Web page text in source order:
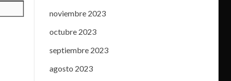
noviembre 2023
octubre 2023
septiembre 2023
agosto 2023